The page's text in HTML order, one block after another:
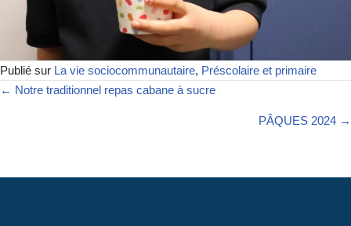
Publié sur La vie sociocommunautaire, Préscolaire et primaire
← Notre traditionnel repas cabane à sucre
PÂQUES 2024 →